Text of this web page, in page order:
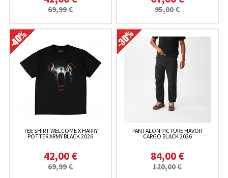
69,99 € 95,00 €
TEE SHIRT WELCOME X HARRY
POTTER ARMY BLACK 2026
42,00 €
69,99 €
PANTALON PICTURE HAVOR
CARGO BLACK 2026
84,00 €
120,00 €